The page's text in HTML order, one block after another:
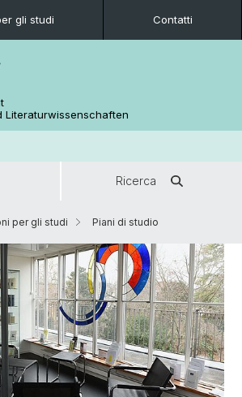
gli studi Contatti
Literaturwissenschaften
Ricerca
per gli studi Piani di studio